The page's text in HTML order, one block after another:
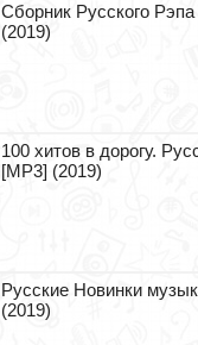
Сборник Русского
(2019)
100 хитов в дорогу.
[MP3] (2019)
Русские Новинки
(2019)